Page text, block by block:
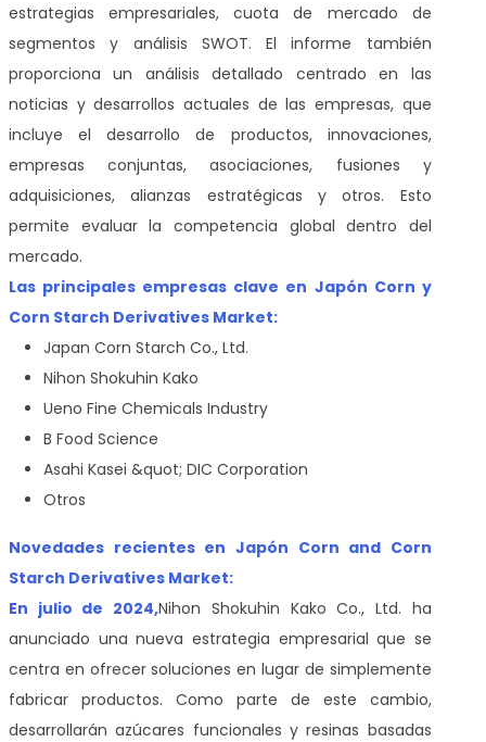
estrategias empresariales, cuota de mercado de
segmentos y análisis SWOT. El informe también
proporciona un análisis detallado centrado en las
noticias y desarrollos actuales de las empresas, que
incluye el desarrollo de productos, innovaciones,
empresas conjuntas, asociaciones, fusiones y
adquisiciones, alianzas estratégicas y otros. Esto
permite evaluar la competencia global dentro del
mercado.
Las principales empresas clave en Japón Corn y
Corn Starch Derivatives Market:
Japan Corn Starch Co., Ltd.
Nihon Shokuhin Kako
Ueno Fine Chemicals Industry
B Food Science
Asahi Kasei &quot; DIC Corporation
Otros
Novedades recientes en Japón Corn and Corn
Starch Derivatives Market:
En julio de 2024,Nihon Shokuhin Kako Co., Ltd. ha
anunciado una nueva estrategia empresarial que se
centra en ofrecer soluciones en lugar de simplemente
fabricar productos. Como parte de este cambio,
desarrollarán azúcares funcionales y resinas basadas